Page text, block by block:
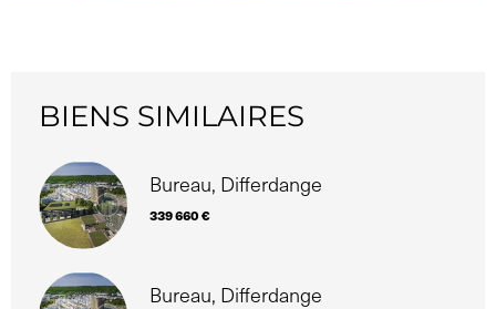
BIENS SIMILAIRES
Bureau, Differdange
339 660 €
Bureau, Differdange